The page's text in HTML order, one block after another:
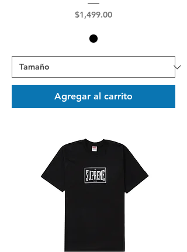
Precio
$1,499.00
Agregar al carrito